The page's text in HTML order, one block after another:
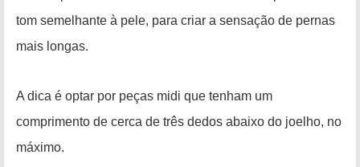
tom semelhante à pele, para criar a sensação de pernas
mais longas.
A dica é optar por peças midi que tenham um
comprimento de cerca de três dedos abaixo do joelho, no
máximo.